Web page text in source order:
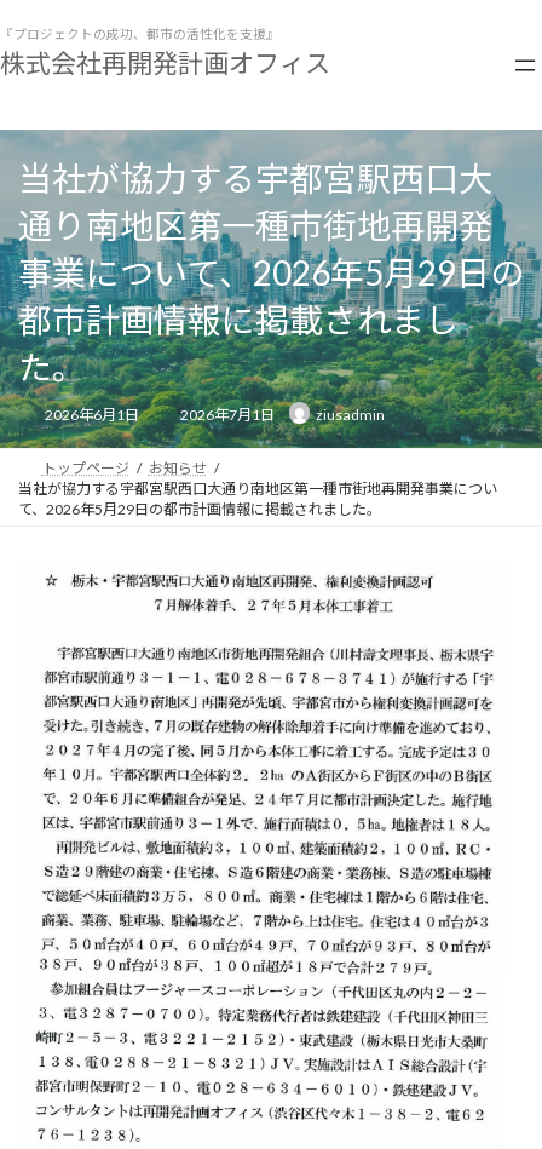
ン
テ
へ
ビ
ゲ
ョ
『プロジェクトの成功、都市の活性化を支援』
株式会社再開発計画オフィス
当社が協力する宇都宮駅西口大
通り南地区第一種市街地再開発
事業について、2026年5月29日の
都市計画情報に掲載されまし
た。
2026年6月1日
最
終
更
新
日
時
:
2026年7月1日 ziusadmin
トップページ
お知らせ
当社が協力する宇都宮駅西口大通り南地区第一種市街地再開発事業につい
て、2026年5月29日の都市計画情報に掲載されました。